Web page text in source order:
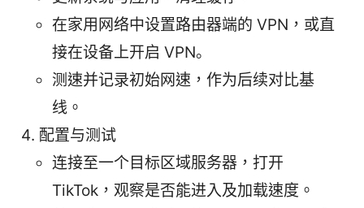
在家用网络中设置路由器端的 VPN，或直
接在设备上开启 VPN。
测速并记录初始网速，作为后续对比基
线。
配置与测试
连接至一个目标区域服务器，打开
TikTok，观察是否能进入及加载速度。